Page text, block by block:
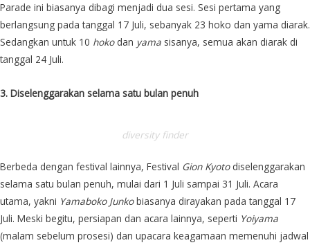
Parade ini biasanya dibagi menjadi dua sesi. Sesi pertama yang
berlangsung pada tanggal 17 Juli, sebanyak 23 hoko dan yama diarak.
Sedangkan untuk 10 hokodan yama sisanya, semua akan diarak di
tanggal 24 Juli.
3. Diselenggarakan selama satu bulan penuh
diversity finder
Berbeda dengan festival lainnya, Festival Gion Kyotodiselenggarakan
selama satu bulan penuh, mulai dari 1 Juli sampai 31 Juli. Acara
utama, yakni Yamaboko Junkobiasanya dirayakan pada tanggal 17
Juli. Meski begitu, persiapan dan acara lainnya, seperti Yoiyama
(malam sebelum prosesi) dan upacara keagamaan memenuhi jadwal